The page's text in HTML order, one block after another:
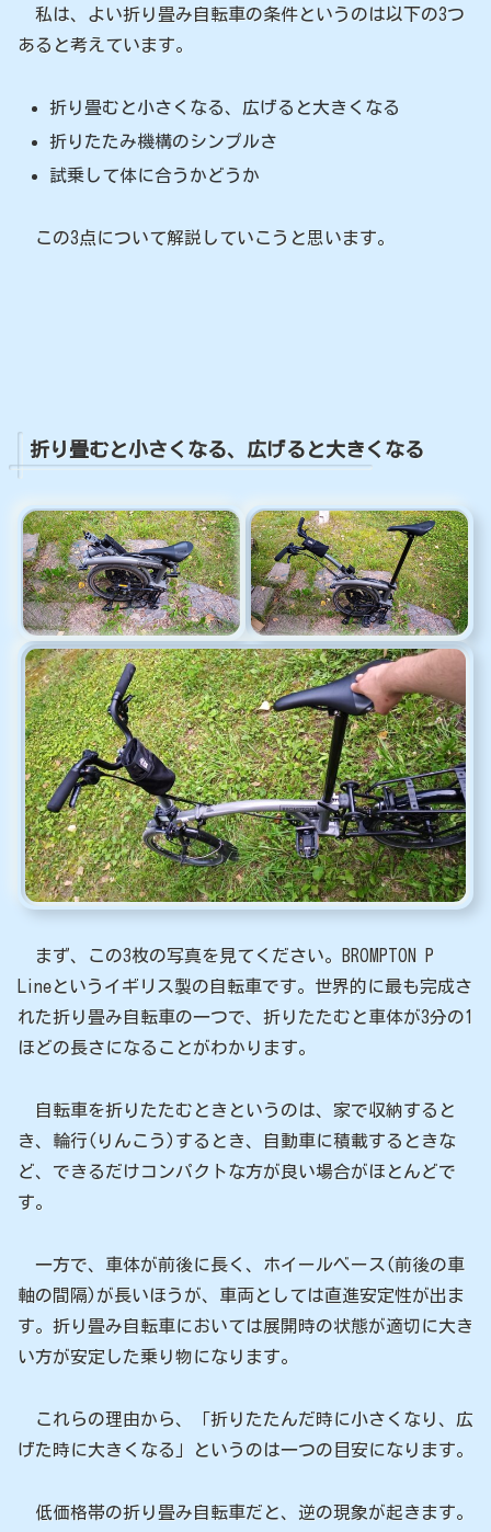
私は、よい折り畳み自転車の条件というのは以下の3つ
あると考えています。
折り畳むと小さくなる、広げると大きくなる
折りたたみ機構のシンプルさ
試乗して体に合うかどうか
この3点について解説していこうと思います。
折り畳むと小さくなる、広げると大きくなる
まず、この3枚の写真を見てください。BROMPTON P
Lineというイギリス製の自転車です。世界的に最も完成さ
れた折り畳み自転車の一つで、折りたたむと車体が3分の1
ほどの長さになることがわかります。
自転車を折りたたむときというのは、家で収納すると
き、輪行(りんこう)するとき、自動車に積載するときな
ど、できるだけコンパクトな方が良い場合がほとんどで
す。
一方で、車体が前後に長く、ホイールベース(前後の車
軸の間隔)が長いほうが、車両としては直進安定性が出ま
す。折り畳み自転車においては展開時の状態が適切に大き
い方が安定した乗り物になります。
これらの理由から、「折りたたんだ時に小さくなり、広
げた時に大きくなる」というのは一つの目安になります。
低価格帯の折り畳み自転車だと、逆の現象が起きます。